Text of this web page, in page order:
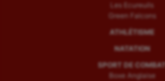
Les Ecureuils
Green Falcons
ATHLÉTISME
NATATION
SPORT DE COMBAT
Boxe Anglaise